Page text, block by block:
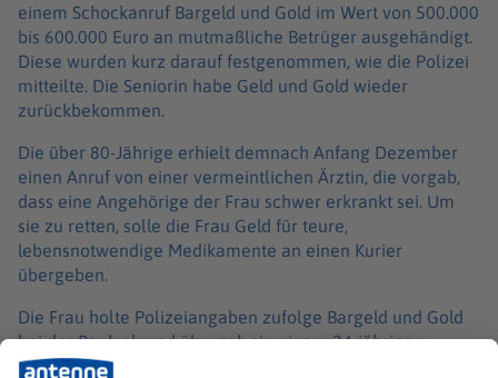
einem Schockanruf Bargeld und Gold im Wert von 500.000
bis 600.000 Euro an mutmaßliche Betrüger ausgehändigt.
Diese wurden kurz darauf festgenommen, wie die Polizei
mitteilte. Die Seniorin habe Geld und Gold wieder
zurückbekommen.
Die über 80-Jährige erhielt demnach Anfang Dezember
einen Anruf von einer vermeintlichen Ärztin, die vorgab,
dass eine Angehörige der Frau schwer erkrankt sei. Um
sie zu retten, solle die Frau Geld für teure,
lebensnotwendige Medikamente an einen Kurier
übergeben.
Die Frau holte Polizeiangaben zufolge Bargeld und Gold
bei der Bank ab und übergab sie einem 24-jährigen
Verdächtigen. Ein 59-Jähriger habe in der Nähe in einem